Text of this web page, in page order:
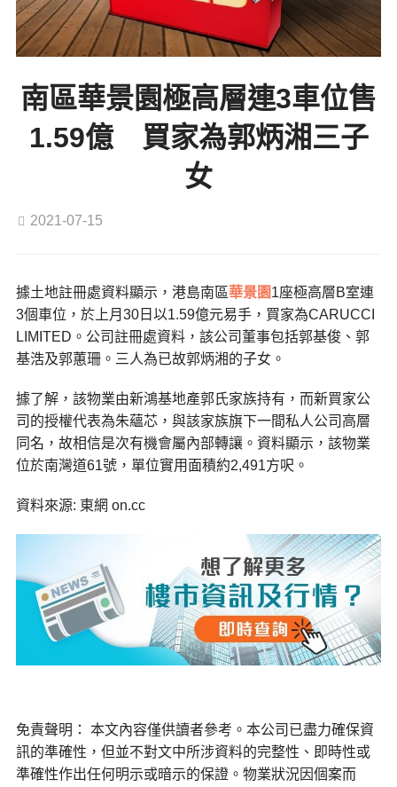
南區華景園極高層連3車位售
1.59億 買家為郭炳湘三子
女
2021-07-15
據土地註冊處資料顯示，港島南區華景園1座極高層B室連
3個車位，於上月30日以1.59億元易手，買家為CARUCCI
LIMITED。公司註冊處資料，該公司董事包括郭基俊、郭
基浩及郭蕙珊。三人為已故郭炳湘的子女。
據了解，該物業由新鴻基地產郭氏家族持有，而新買家公
司的授權代表為朱蘊芯，與該家族旗下一間私人公司高層
同名，故相信是次有機會屬內部轉讓。資料顯示，該物業
位於南灣道61號，單位實用面積約2,491方呎。
資料來源: 東網 on.cc
免責聲明： 本文內容僅供讀者參考。本公司已盡力確保資
訊的準確性，但並不對文中所涉資料的完整性、即時性或
準確性作出任何明示或暗示的保證。物業狀況因個案而